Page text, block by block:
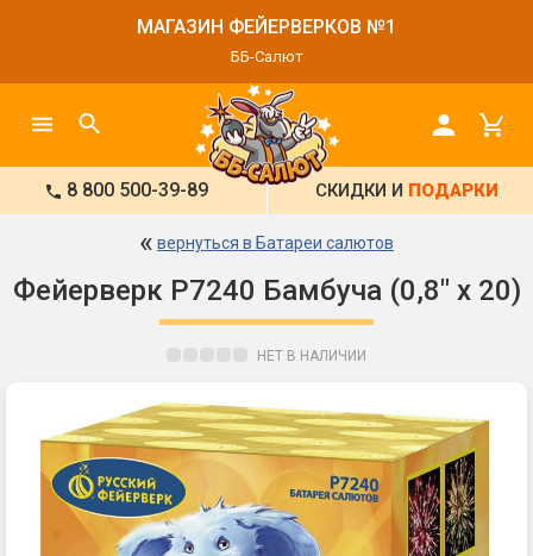
МАГАЗИН ФЕЙЕРВЕРКОВ №1
ББ-Салют
8 800 500-39-89 СКИДКИ И ПОДАРКИ
« вернуться в Батареи салютов
Фейерверк Р7240 Бамбуча (0,8" х 20)
НЕТ В НАЛИЧИИ